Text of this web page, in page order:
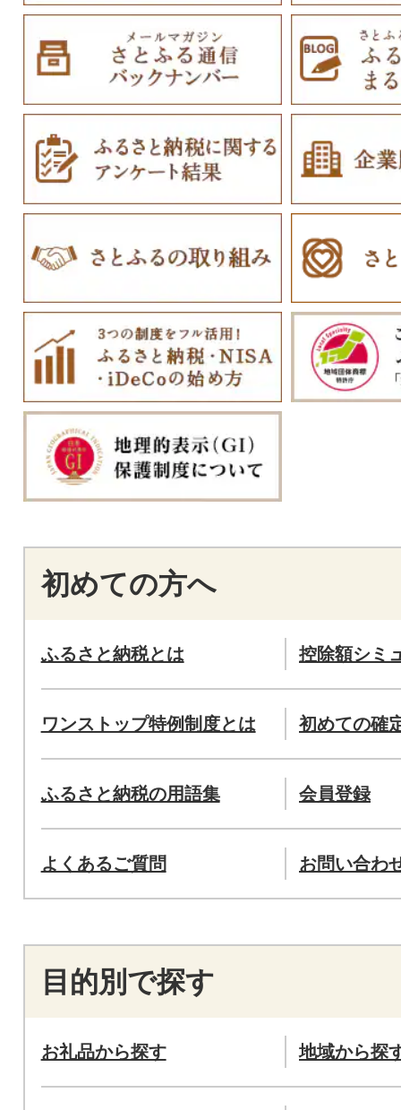
初めての方へ
ふるさと納税とは 控除額シミ
ワンストップ特例制度とは 初めての確
ふるさと納税の用語集 会員登録
よくあるご質問 お問い合わ
目的別で探す
お礼品から探す 地域から探